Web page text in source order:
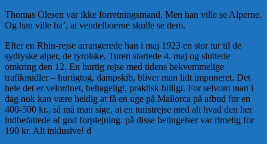
Thomas Olesen var ikke forretningsmand. Men han ville se Alperne.
Og han ville ha’, at vendelboerne skulle se dem.
Efter en Rhin-rejse arrangerede han i maj 1923 en stor tur til de
sydtyske alper, de tyrolske. Turen startede 4. maj og sluttede
omkring den 12. En hurtig rejse med tidens bekvemmelige
trafikmidler – hurtigtog, dampskib, bliver man lidt imponeret. Det
hele det er velordnet, behageligt, praktisk billigt. For selvom man i
dag nok kan være heldig at få en uge på Mallorca på afbud for en
400-500 kr., så må man sige, at en turistrejse med alt hvad den her
indbefattede af god forplejning. på disse betingelser var rimelig for
190 kr. Alt inklusive! d